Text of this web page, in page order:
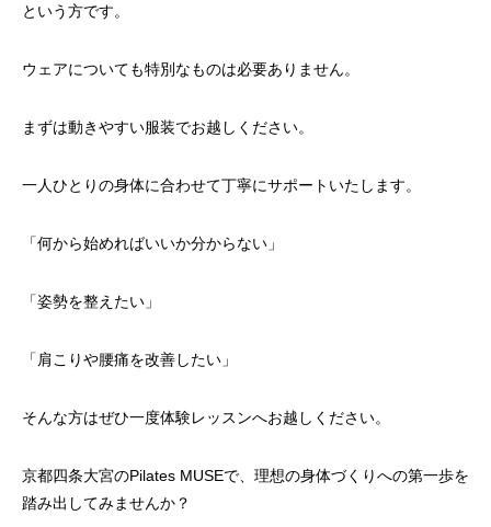
という方です。
ウェアについても特別なものは必要ありません。
まずは動きやすい服装でお越しください。
一人ひとりの身体に合わせて丁寧にサポートいたします。
「何から始めればいいか分からない」
「姿勢を整えたい」
「肩こりや腰痛を改善したい」
そんな方はぜひ一度体験レッスンへお越しください。
京都四条大宮のPilates MUSEで、理想の身体づくりへの第一歩を
踏み出してみませんか？